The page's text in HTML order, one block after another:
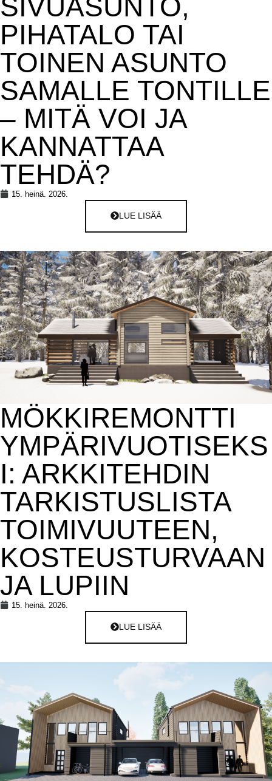
SIVUASUNTO,
PIHATALO TAI
TOINEN ASUNTO
SAMALLE TONTILLE
– MITÄ VOI JA
KANNATTAA
TEHDÄ?
15. heinä. 2026.
LUE LISÄÄ
MÖKKIREMONTTI
YMPÄRIVUOTISEKS
I: ARKKITEHDIN
TARKISTUSLISTA
TOIMIVUUTEEN,
KOSTEUSTURVAAN
JA LUPIIN
15. heinä. 2026.
LUE LISÄÄ